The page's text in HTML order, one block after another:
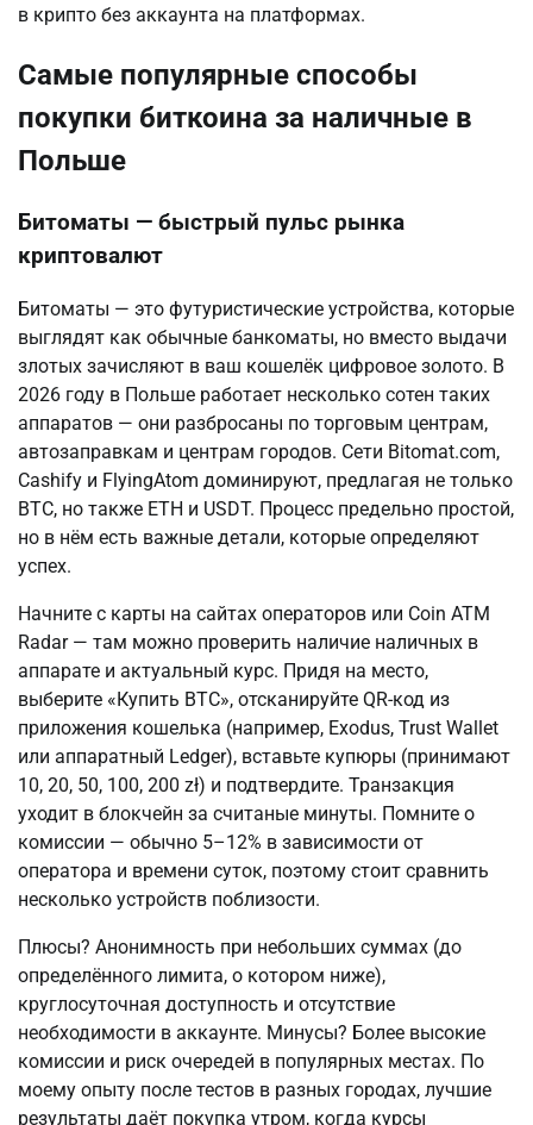
в крипто без аккаунта на платформах.
Самые популярные способы
покупки биткоина за наличные в
Польше
Битоматы — быстрый пульс рынка
криптовалют
Битоматы — это футуристические устройства, которые
выглядят как обычные банкоматы, но вместо выдачи
злотых зачисляют в ваш кошелёк цифровое золото. В
2026 году в Польше работает несколько сотен таких
аппаратов — они разбросаны по торговым центрам,
автозаправкам и центрам городов. Сети Bitomat.com,
Cashify и FlyingAtom доминируют, предлагая не только
BTC, но также ETH и USDT. Процесс предельно простой,
но в нём есть важные детали, которые определяют
успех.
Начните с карты на сайтах операторов или Coin ATM
Radar — там можно проверить наличие наличных в
аппарате и актуальный курс. Придя на место,
выберите «Купить BTC», отсканируйте QR-код из
приложения кошелька (например, Exodus, Trust Wallet
или аппаратный Ledger), вставьте купюры (принимают
10, 20, 50, 100, 200 zł) и подтвердите. Транзакция
уходит в блокчейн за считаные минуты. Помните о
комиссии — обычно 5–12% в зависимости от
оператора и времени суток, поэтому стоит сравнить
несколько устройств поблизости.
Плюсы? Анонимность при небольших суммах (до
определённого лимита, о котором ниже),
круглосуточная доступность и отсутствие
необходимости в аккаунте. Минусы? Более высокие
комиссии и риск очередей в популярных местах. По
моему опыту после тестов в разных городах, лучшие
результаты даёт покупка утром, когда курсы